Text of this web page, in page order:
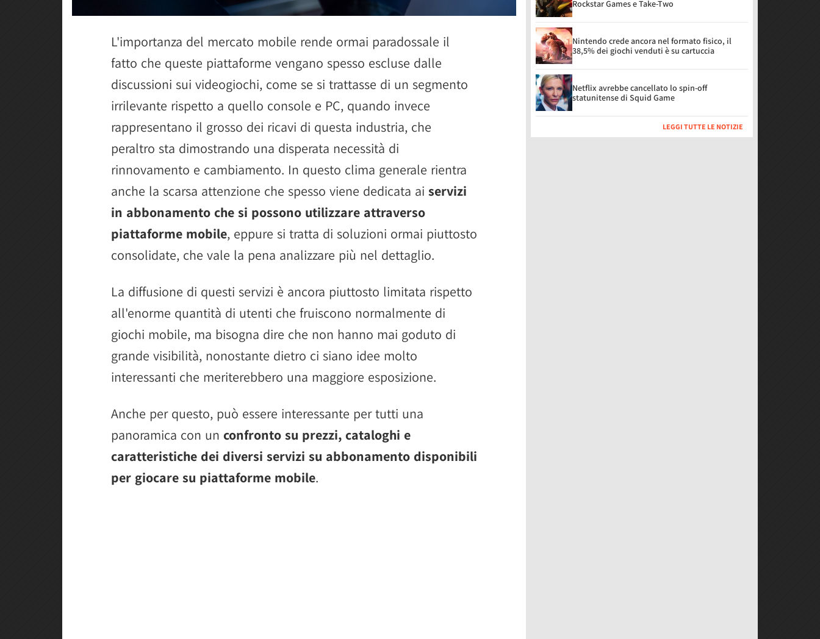
L'importanza del mercato mobile rende ormai paradossale il
fatto che queste piattaforme vengano spesso escluse dalle
discussioni sui videogiochi, come se si trattasse di un segmento
irrilevante rispetto a quello console e PC, quando invece
rappresentano il grosso dei ricavi di questa industria, che
peraltro sta dimostrando una disperata necessità di
rinnovamento e cambiamento. In questo clima generale rientra
anche la scarsa attenzione che spesso viene dedicata ai servizi
in abbonamento che si possono utilizzare attraverso
piattaforme mobile, eppure si tratta di soluzioni ormai piuttosto
consolidate, che vale la pena analizzare più nel dettaglio.
La diffusione di questi servizi è ancora piuttosto limitata rispetto
all'enorme quantità di utenti che fruiscono normalmente di
giochi mobile, ma bisogna dire che non hanno mai goduto di
grande visibilità, nonostante dietro ci siano idee molto
interessanti che meriterebbero una maggiore esposizione.
Anche per questo, può essere interessante per tutti una
panoramica con un confronto su prezzi, cataloghi e
caratteristiche dei diversi servizi su abbonamento disponibili
per giocare su piattaforme mobile.
Rockstar Games e Take-Two
Nintendo crede ancora nel formato fisico, il
38,5% dei giochi venduti è su cartuccia
Netflix avrebbe cancellato lo spin-off
statunitense di Squid Game
LEGGI TUTTE LE NOTIZIE